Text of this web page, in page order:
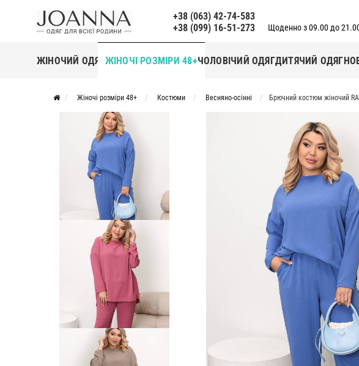
+38 (063) 42-74-583
+38 (099) 16-51-273
Щоденно з 09.00 до
ЖІНОЧИЙ ОДЯГ ЖІНОЧІ РОЗМІРИ 48+ЧОЛОВІЧИЙ ОДЯГДИТЯЧИЙ ОДЯГ
Жіночі розміри 48+ Костюми Весняно-осінні Брючний костюм жіночий